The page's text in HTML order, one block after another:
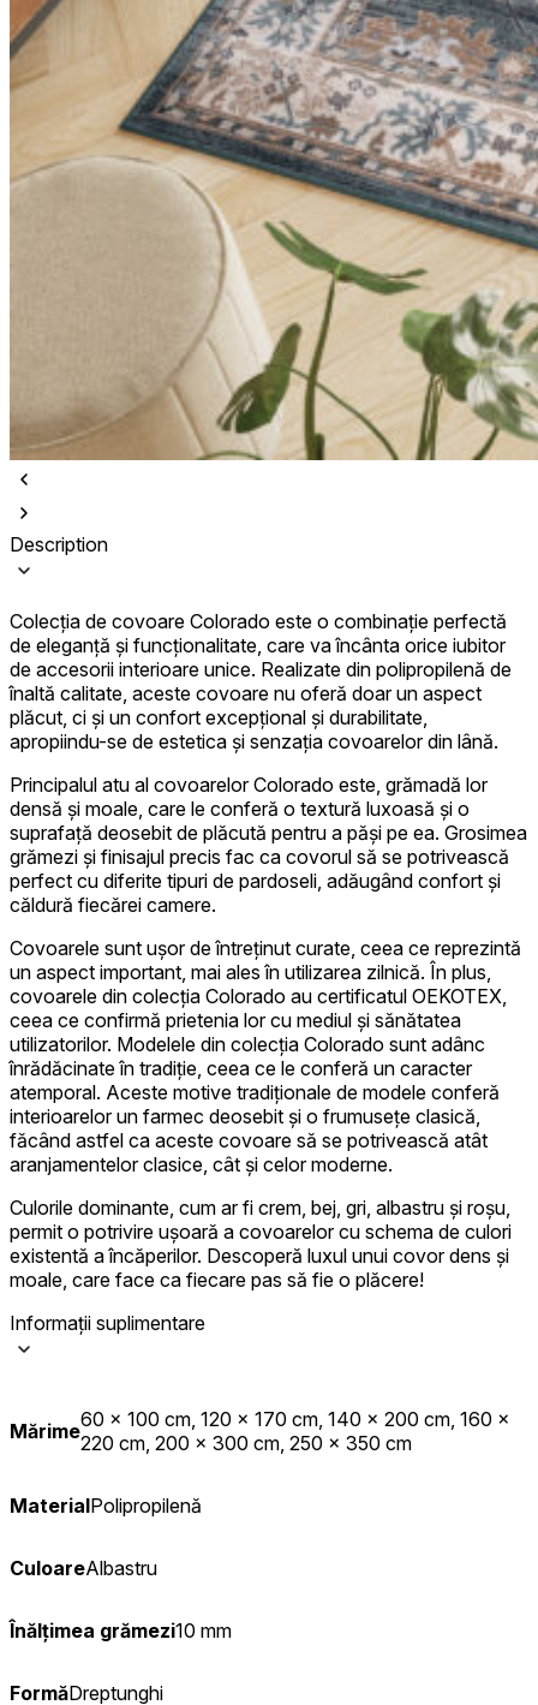
Description
Colecția de covoare Colorado este o combinație perfectă
de eleganță și funcționalitate, care va încânta orice iubitor
de accesorii interioare unice. Realizate din polipropilenă de
înaltă calitate, aceste covoare nu oferă doar un aspect
plăcut, ci și un confort excepțional și durabilitate,
apropiindu-se de estetica și senzația covoarelor din lână.
Principalul atu al covoarelor Colorado este, grămadă lor
densă și moale, care le conferă o textură luxoasă și o
suprafață deosebit de plăcută pentru a păși pe ea. Grosimea
grămezi și finisajul precis fac ca covorul să se potrivească
perfect cu diferite tipuri de pardoseli, adăugând confort și
căldură fiecărei camere.
Covoarele sunt ușor de întreținut curate, ceea ce reprezintă
un aspect important, mai ales în utilizarea zilnică. În plus,
covoarele din colecția Colorado au certificatul OEKOTEX,
ceea ce confirmă prietenia lor cu mediul și sănătatea
utilizatorilor. Modelele din colecția Colorado sunt adânc
înrădăcinate în tradiție, ceea ce le conferă un caracter
atemporal. Aceste motive tradiționale de modele conferă
interioarelor un farmec deosebit și o frumusețe clasică,
făcând astfel ca aceste covoare să se potrivească atât
aranjamentelor clasice, cât și celor moderne.
Culorile dominante, cum ar fi crem, bej, gri, albastru și roșu,
permit o potrivire ușoară a covoarelor cu schema de culori
existentă a încăperilor. Descoperă luxul unui covor dens și
moale, care face ca fiecare pas să fie o plăcere!
Informații suplimentare
Mărime60 x 100 cm, 120 x 170 cm, 140 x 200 cm, 160 x
220 cm, 200 x 300 cm, 250 x 350 cm
MaterialPolipropilenă
CuloareAlbastru
Înălțimea grămezi10 mm
FormăDreptunghi